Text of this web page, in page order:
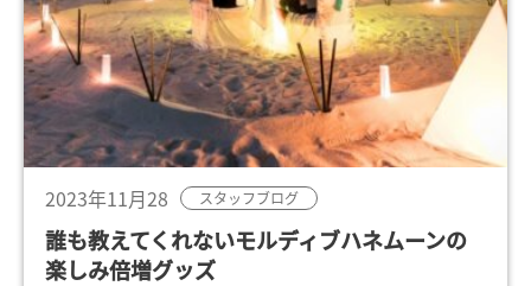
2023年11月28 スタッフブログ
誰も教えてくれないモルディブハネムーンの
楽しみ倍増グッズ